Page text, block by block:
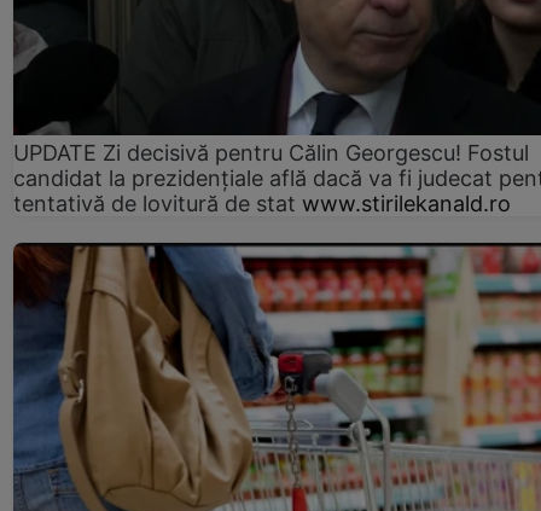
UPDATE Zi decisivă pentru Călin Georgescu! Fostul
candidat la prezidențiale află dacă va fi judecat
tentativă de lovitură de stat www.stirilekanald.ro